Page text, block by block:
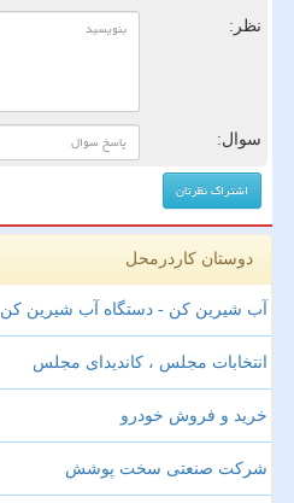
نظر:
سوال:
دوستان کاردرمحل
آب شیرین کن - دستگاه آب شیرین کن
انتخابات مجلس ، کاندیدای مجلس
خرید و فروش خودرو
شرکت صنعتی سخت پوشش